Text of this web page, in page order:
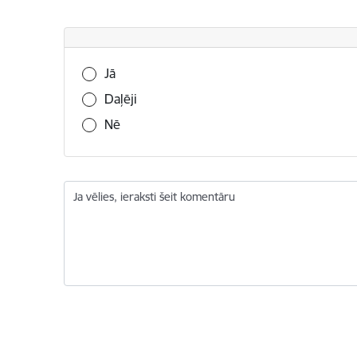
Vai šī informācija bija noderīga?
Jā
Daļēji
Nē
Ja vēlies, ieraksti šeit komentāru